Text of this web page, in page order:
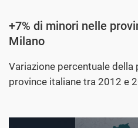
+7% di minori nelle
Milano
Variazione percentuale
province italiane tra 2012 e